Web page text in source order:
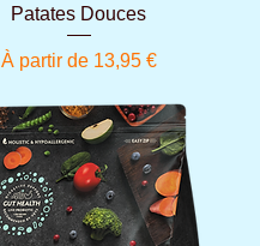
Patates Douces
À partir de 13,95 €
Prix promotionnel